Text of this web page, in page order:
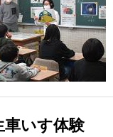
車いす体験